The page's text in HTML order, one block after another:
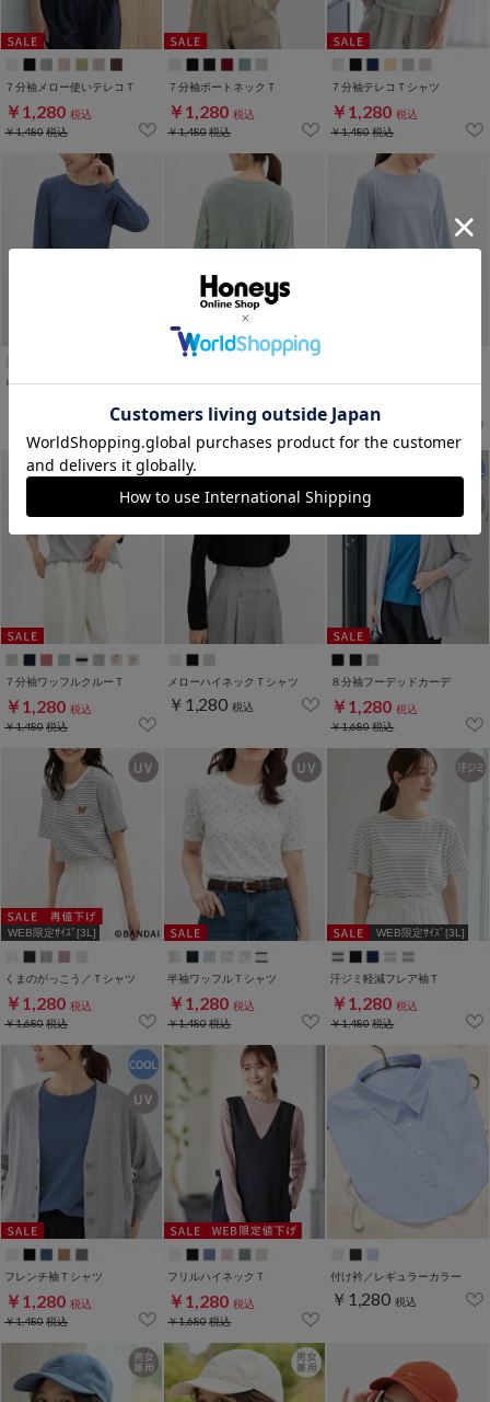
７分袖メロー使いテレコＴ
￥1,280 税込
￥1,480税込
７分袖ボートネックＴ
￥1,280 税込
￥1,480税込
７分袖テレコＴシャツ
￥1,280 税込
￥1,480税込
リブクルーネックＴシャツ 後ろタックチュニックＴ
￥1,280 税込
ＡラインＴシャツ
￥1,280
￥1,680
７分袖ワッフルクルーＴ
￥1,280 税込
￥1,480税込
メローハイネックＴシャツ
￥1,280 税込
８分袖フーデッドカーデ
￥1,280 税込
￥1,680税込
WEB限定ｻｲｽﾞ[3L]
くまのがっこう／Ｔシャツ
￥1,280 税込
￥1,680税込
半袖ワッフルＴシャツ
￥1,280 税込
￥1,480税込
WEB限定ｻｲｽﾞ[3L]
汗ジミ軽減フレア袖Ｔ
￥1,280 税込
￥1,480税込
フレンチ袖Ｔシャツ
￥1,280 税込
￥1,480税込
フリルハイネックＴ
￥1,280 税込
￥1,680税込
付け衿／レギュラーカラー
￥1,280 税込